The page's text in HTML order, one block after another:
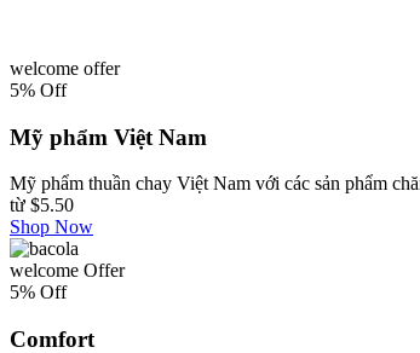
welcome offer
5% Off
Mỹ phẩm Việt Nam
Mỹ phẩm thuần chay Việt Nam với các sản phẩm
từ $5.50
Shop Now
welcome Offer
5% Off
Comfort